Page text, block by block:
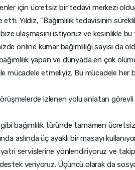
için ücretsiz bir tedavi merkezi
etti. Yıldız, "Bağımlılık tedavisinin
ulaşmasını istiyoruz ve kesinlikle
online kumar bağımlılığı sayısı da
yapan ve dünyada en çok
ile mücadele etmeliyiz. Bu mücadele
izlenen yolu anlatan
bağımlılık türünde tamamen
aslında üç ayaklı bir masayı
servislerine yönlendiriyoruz ve
destek veriyoruz. Üçüncü olarak da